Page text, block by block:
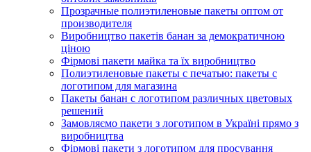
Прозрачные полиэтиленовые пакеты оптом от
производителя
Виробництво пакетів банан за демократичною
ціною
Фірмові пакети майка та їх виробництво
Полиэтиленовые пакеты с печатью: пакеты с
логотипом для магазина
Пакеты банан с логотипом различных цветовых
решений
Замовляємо пакети з логотипом в Україні прямо з
виробництва
Фірмові пакети з логотипом для просування